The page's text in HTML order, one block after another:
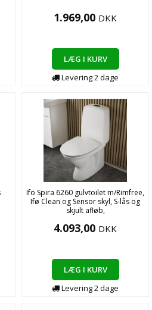
1.969,00 DKK
LÆG I KURV
Levering2dage
Ifö Spira 6260 gulvtoilet m/Rimfree,
Ifø Clean og Sensor skyl, S-lås og
skjult afløb,
4.093,00 DKK
LÆG I KURV
Levering2dage